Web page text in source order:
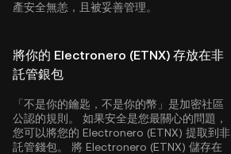
產安全無恙，且被妥善管理。
將你的 Electronero (ETNX) 存放在非
託管銀包
「不是你的鑰匙，不是你的幣」是加密社區
公認的規則。 如果安全是您最關心的問題，
您可以將您的 Electronero (ETNX) 提取到非
託管錢包。 將 Electronero (ETNX) 儲存在